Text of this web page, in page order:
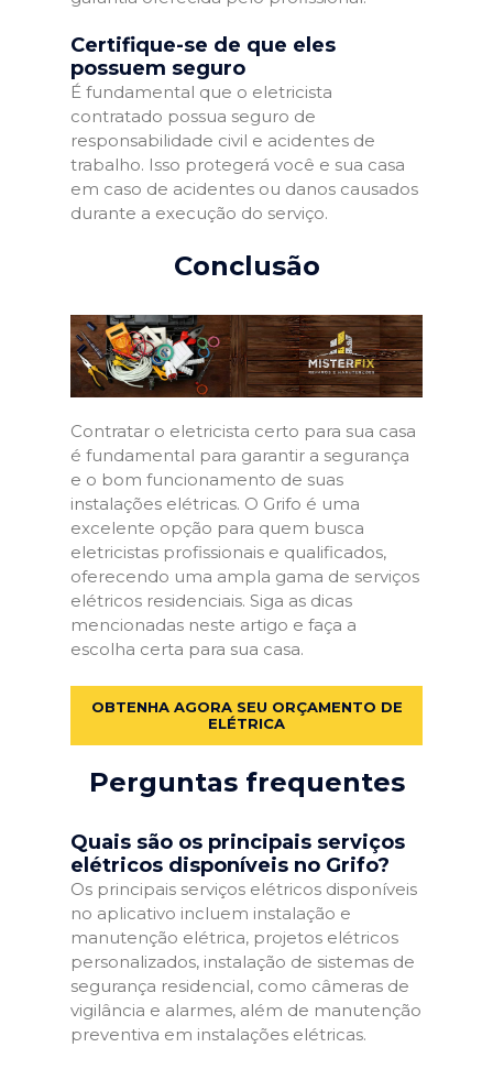
Certifique-se de que eles
possuem seguro
É fundamental que o eletricista
contratado possua seguro de
responsabilidade civil e acidentes de
trabalho. Isso protegerá você e sua casa
em caso de acidentes ou danos causados
durante a execução do serviço.
Conclusão
Contratar o eletricista certo para sua casa
é fundamental para garantir a segurança
e o bom funcionamento de suas
instalações elétricas. O Grifo é uma
excelente opção para quem busca
eletricistas profissionais e qualificados,
oferecendo uma ampla gama de serviços
elétricos residenciais. Siga as dicas
mencionadas neste artigo e faça a
escolha certa para sua casa.
OBTENHA AGORA SEU ORÇAMENTO DE
ELÉTRICA
Perguntas frequentes
Quais são os principais serviços
elétricos disponíveis no Grifo?
Os principais serviços elétricos disponíveis
no aplicativo incluem instalação e
manutenção elétrica, projetos elétricos
personalizados, instalação de sistemas de
segurança residencial, como câmeras de
vigilância e alarmes, além de manutenção
preventiva em instalações elétricas.